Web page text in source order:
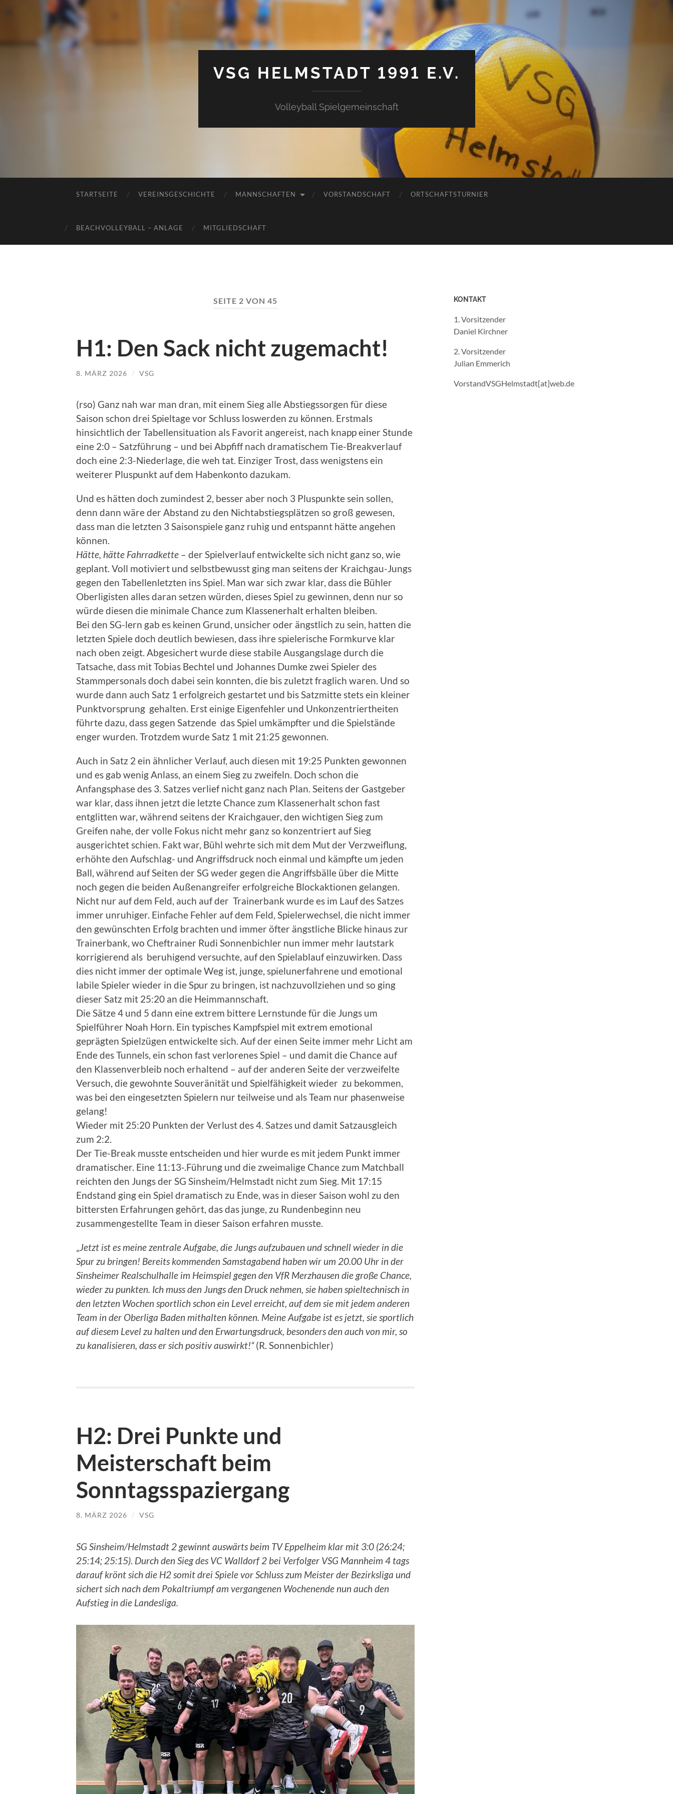
VSG HELMSTADT 1991 E.V.
Volleyball Spielgemeinschaft
STARTSEITE VEREINSGESCHICHTE MANNSCHAFTEN VORSTANDSCHAFT ORTSCHAFTSTURNIER
BEACHVOLLEYBALL – ANLAGE MITGLIEDSCHAFT
SEITE 2 VON 45
H1: Den Sack nicht zugemacht!
8. MÄRZ 2026 / VSG
(rso) Ganz nah war man dran, mit einem Sieg alle Abstiegssorgen für diese
Saison schon drei Spieltage vor Schluss loswerden zu können. Erstmals
hinsichtlich der Tabellensituation als Favorit angereist, nach knapp einer Stunde
eine 2:0 – Satzführung – und bei Abpfiff nach dramatischem Tie-Breakverlauf
doch eine 2:3-Niederlage, die weh tat. Einziger Trost, dass wenigstens ein
weiterer Pluspunkt auf dem Habenkonto dazukam.
Und es hätten doch zumindest 2, besser aber noch 3 Pluspunkte sein sollen,
denn dann wäre der Abstand zu den Nichtabstiegsplätzen so groß gewesen,
dass man die letzten 3 Saisonspiele ganz ruhig und entspannt hätte angehen
können.
Hätte, hätte Fahrradkette – der Spielverlauf entwickelte sich nicht ganz so, wie
geplant. Voll motiviert und selbstbewusst ging man seitens der Kraichgau-Jungs
gegen den Tabellenletzten ins Spiel. Man war sich zwar klar, dass die Bühler
Oberligisten alles daran setzen würden, dieses Spiel zu gewinnen, denn nur so
würde diesen die minimale Chance zum Klassenerhalt erhalten bleiben.
Bei den SG-lern gab es keinen Grund, unsicher oder ängstlich zu sein, hatten die
letzten Spiele doch deutlich bewiesen, dass ihre spielerische Formkurve klar
nach oben zeigt. Abgesichert wurde diese stabile Ausgangslage durch die
Tatsache, dass mit Tobias Bechtel und Johannes Dumke zwei Spieler des
Stammpersonals doch dabei sein konnten, die bis zuletzt fraglich waren. Und so
wurde dann auch Satz 1 erfolgreich gestartet und bis Satzmitte stets ein kleiner
Punktvorsprung gehalten. Erst einige Eigenfehler und Unkonzentriertheiten
führte dazu, dass gegen Satzende das Spiel umkämpfter und die Spielstände
enger wurden. Trotzdem wurde Satz 1 mit 21:25 gewonnen.
Auch in Satz 2 ein ähnlicher Verlauf, auch diesen mit 19:25 Punkten gewonnen
und es gab wenig Anlass, an einem Sieg zu zweifeln. Doch schon die
Anfangsphase des 3. Satzes verlief nicht ganz nach Plan. Seitens der Gastgeber
war klar, dass ihnen jetzt die letzte Chance zum Klassenerhalt schon fast
entglitten war, während seitens der Kraichgauer, den wichtigen Sieg zum
Greifen nahe, der volle Fokus nicht mehr ganz so konzentriert auf Sieg
ausgerichtet schien. Fakt war, Bühl wehrte sich mit dem Mut der Verzweiflung,
erhöhte den Aufschlag- und Angriffsdruck noch einmal und kämpfte um jeden
Ball, während auf Seiten der SG weder gegen die Angriffsbälle über die Mitte
noch gegen die beiden Außenangreifer erfolgreiche Blockaktionen gelangen.
Nicht nur auf dem Feld, auch auf der Trainerbank wurde es im Lauf des Satzes
immer unruhiger. Einfache Fehler auf dem Feld, Spielerwechsel, die nicht immer
den gewünschten Erfolg brachten und immer öfter ängstliche Blicke hinaus zur
Trainerbank, wo Cheftrainer Rudi Sonnenbichler nun immer mehr lautstark
korrigierend als beruhigend versuchte, auf den Spielablauf einzuwirken. Dass
dies nicht immer der optimale Weg ist, junge, spielunerfahrene und emotional
labile Spieler wieder in die Spur zu bringen, ist nachzuvollziehen und so ging
dieser Satz mit 25:20 an die Heimmannschaft.
Die Sätze 4 und 5 dann eine extrem bittere Lernstunde für die Jungs um
Spielführer Noah Horn. Ein typisches Kampfspiel mit extrem emotional
geprägten Spielzügen entwickelte sich. Auf der einen Seite immer mehr Licht am
Ende des Tunnels, ein schon fast verlorenes Spiel – und damit die Chance auf
den Klassenverbleib noch erhaltend – auf der anderen Seite der verzweifelte
Versuch, die gewohnte Souveränität und Spielfähigkeit wieder zu bekommen,
was bei den eingesetzten Spielern nur teilweise und als Team nur phasenweise
gelang!
Wieder mit 25:20 Punkten der Verlust des 4. Satzes und damit Satzausgleich
zum 2:2.
Der Tie-Break musste entscheiden und hier wurde es mit jedem Punkt immer
dramatischer. Eine 11:13-.Führung und die zweimalige Chance zum Matchball
reichten den Jungs der SG Sinsheim/Helmstadt nicht zum Sieg. Mit 17:15
Endstand ging ein Spiel dramatisch zu Ende, was in dieser Saison wohl zu den
bittersten Erfahrungen gehört, das das junge, zu Rundenbeginn neu
zusammengestellte Team in dieser Saison erfahren musste.
„Jetzt ist es meine zentrale Aufgabe, die Jungs aufzubauen und schnell wieder in die
Spur zu bringen! Bereits kommenden Samstagabend haben wir um 20.00 Uhr in der
Sinsheimer Realschulhalle im Heimspiel gegen den VfR Merzhausen die große Chance,
wieder zu punkten. Ich muss den Jungs den Druck nehmen, sie haben spieltechnisch in
den letzten Wochen sportlich schon ein Level erreicht, auf dem sie mit jedem anderen
Team in der Oberliga Baden mithalten können. Meine Aufgabe ist es jetzt, sie sportlich
auf diesem Level zu halten und den Erwartungsdruck, besonders den auch von mir, so
zu kanalisieren, dass er sich positiv auswirkt!“(R. Sonnenbichler)
H2: Drei Punkte und
Meisterschaft beim
Sonntagsspaziergang
8. MÄRZ 2026 / VSG
SG Sinsheim/Helmstadt 2 gewinnt auswärts beim TV Eppelheim klar mit 3:0 (26:24;
25:14; 25:15). Durch den Sieg des VC Walldorf 2 bei Verfolger VSG Mannheim 4 tags
darauf krönt sich die H2 somit drei Spiele vor Schluss zum Meister der Bezirksliga und
sichert sich nach dem Pokaltriumpf am vergangenen Wochenende nun auch den
Aufstieg in die Landesliga.
KONTAKT
1. Vorsitzender
Daniel Kirchner
2. Vorsitzender
Julian Emmerich
VorstandVSGHelmstadt[at]web.de